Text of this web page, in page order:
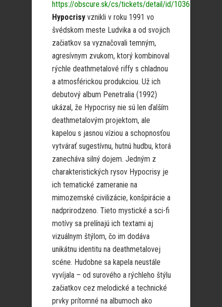
https://obscure.sk/cs/tickets/detail/id/1036
Hypocrisy vznikli v roku 1991 vo
švédskom meste Ludvika a od svojich
začiatkov sa vyznačovali temným,
agresívnym zvukom, ktorý kombinoval
rýchle deathmetalové riffy s chladnou
a atmosférickou produkciou. Už ich
debutový album Penetralia (1992)
ukázal, že Hypocrisy nie sú len ďalším
deathmetalovým projektom, ale
kapelou s jasnou víziou a schopnosťou
vytvárať sugestívnu, hutnú hudbu, ktorá
zanecháva silný dojem. Jedným z
charakteristických rysov Hypocrisy je
ich tematické zameranie na
mimozemské civilizácie, konšpirácie a
nadprirodzeno. Tieto mystické a sci-fi
motívy sa prelínajú ich textami aj
vizuálnym štýlom, čo im dodáva
unikátnu identitu na deathmetalovej
scéne. Hudobne sa kapela neustále
vyvíjala – od surového a rýchleho štýlu
začiatkov cez melodické a technické
prvky prítomné na albumoch ako